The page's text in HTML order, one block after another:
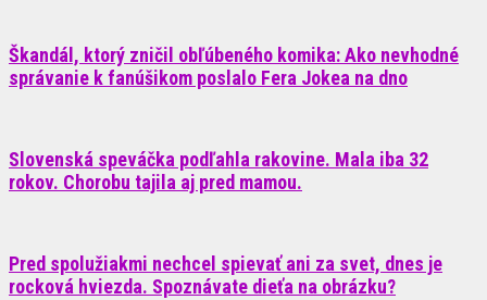
Škandál, ktorý zničil obľúbeného komika: Ako nevhodné
správanie k fanúšikom poslalo Fera Jokea na dno
Slovenská speváčka podľahla rakovine. Mala iba 32
rokov. Chorobu tajila aj pred mamou.
Pred spolužiakmi nechcel spievať ani za svet, dnes je
rocková hviezda. Spoznávate dieťa na obrázku?